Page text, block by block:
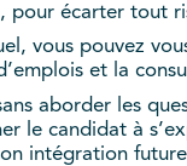
pour écarter tout
vous pouvez
et la
aborder les
le candidat à
intégration